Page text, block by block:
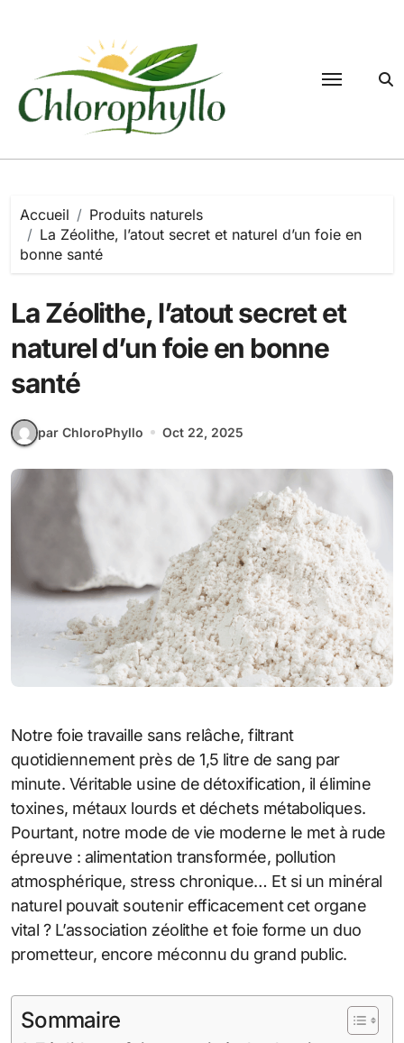
Accueil
Produits naturels
La Zéolithe, l’atout secret et naturel d’un foie en
bonne santé
La Zéolithe, l’atout secret et
naturel d’un foie en bonne
santé
par ChloroPhyllo Oct 22, 2025
Notre foie travaille sans relâche, filtrant
quotidiennement près de 1,5 litre de sang par
minute. Véritable usine de détoxification, il élimine
toxines, métaux lourds et déchets métaboliques.
Pourtant, notre mode de vie moderne le met à rude
épreuve : alimentation transformée, pollution
atmosphérique, stress chronique… Et si un minéral
naturel pouvait soutenir efficacement cet organe
vital ? L’association zéolithe et foie forme un duo
prometteur, encore méconnu du grand public.
Sommaire